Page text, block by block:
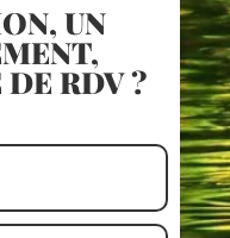
UN
RDV ?